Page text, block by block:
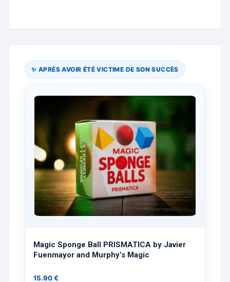
✨ APRÈS AVOIR ÉTÉ VICTIME DE SON SUCCÈS
Magic Sponge Ball PRISMATICA by Javier
Fuenmayor and Murphy’s Magic
15.90€